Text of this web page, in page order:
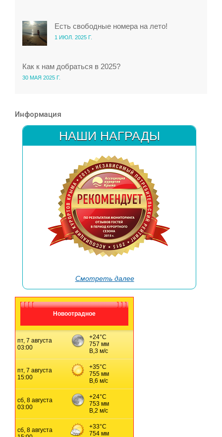
Есть свободные номера на лето!
1 ИЮЛ. 2025 Г.
Как к нам добраться в 2025?
30 МАЯ 2025 Г.
Информация
НАШИ НАГРАДЫ
Смотреть далее→
Новоотрадное